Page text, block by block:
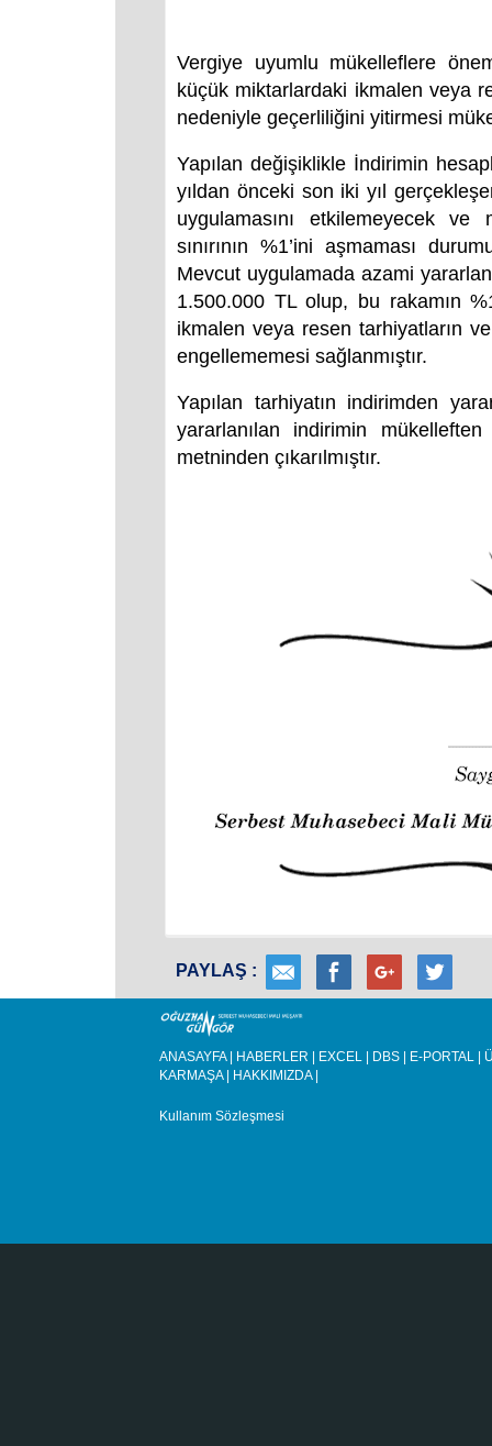
Vergiye uyumlu mükelleflere
küçük miktarlardaki ikmalen veya
nedeniyle geçerliliğini yitirmesi
Yapılan değişiklikle İndirimin
yıldan önceki son iki yıl
uygulamasını etkilemeyecek
sınırının %1’ini aşmaması
Mevcut uygulamada azami
1.500.000 TL olup, bu rakamın
ikmalen veya resen tarhiyatların
engellememesi sağlanmıştır.
Yapılan tarhiyatın indirimden
yararlanılan indirimin
metninden çıkarılmıştır.
PAYLAŞ :
ANASAYFA| HABERLER | EXCEL | DBS | E-PORTAL |
KARMAŞA| HAKKIMIZDA|
Kullanım Sözleşmesi